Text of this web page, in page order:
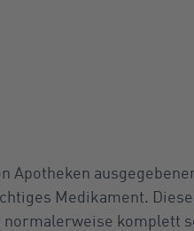
Apotheken
Medikament.
komplett